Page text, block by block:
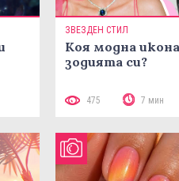
ЗВЕЗДЕН СТИЛ
Коя модна
зодията си?
475 7 мин